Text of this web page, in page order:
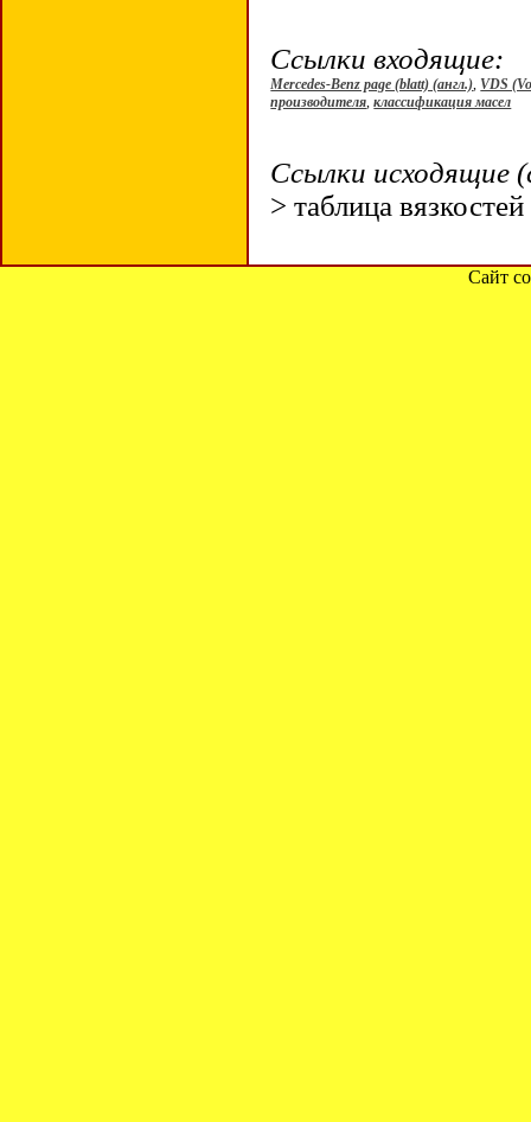
Ссылки входящие:
Mercedes-Benz page (blatt) (англ.),VDS
производителя,классификация масел
Ссылки исходящие
> таблица
Сайт